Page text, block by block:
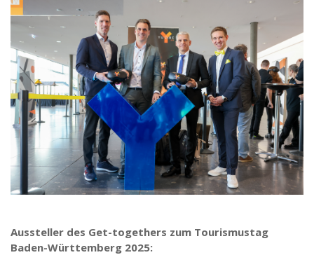
Aussteller des Get-togethers zum Tourismustag
Baden-Württemberg 2025: